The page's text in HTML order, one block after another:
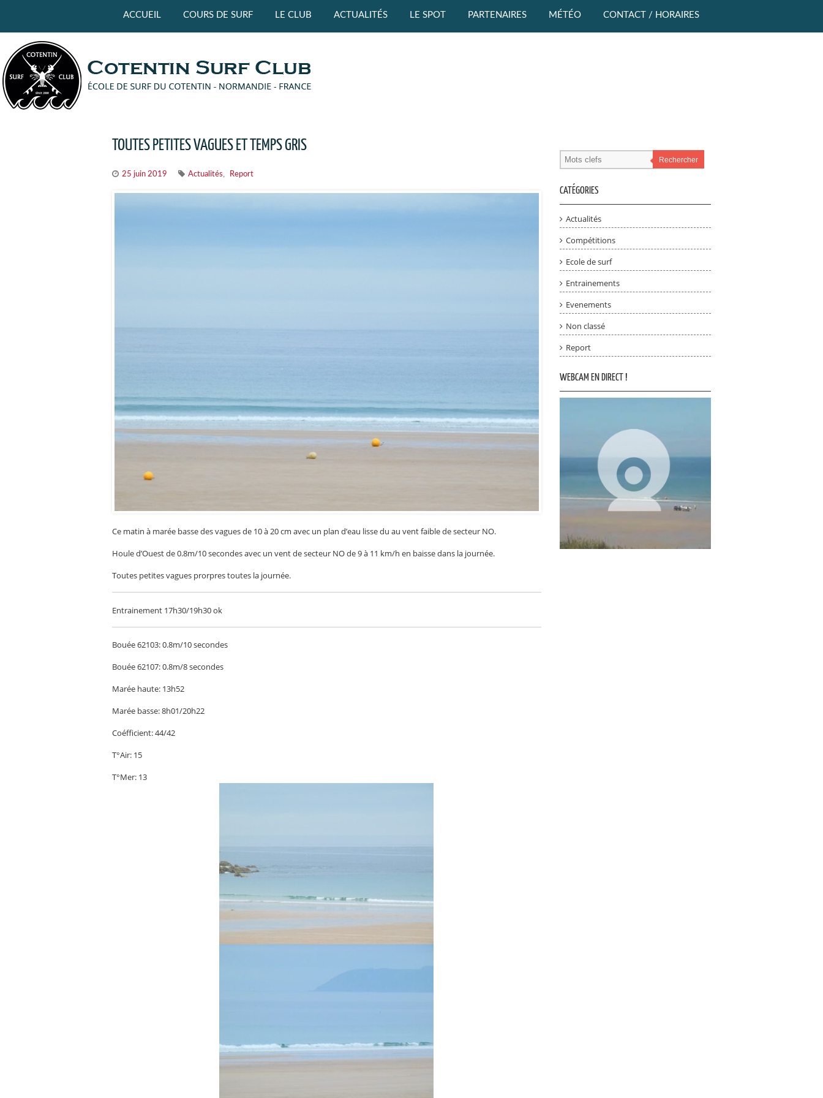
ACCUEIL COURS DE SURF LE CLUB ACTUALITÉS LE SPOT PARTENAIRES MÉTÉO CONTACT / HORAIRES
TOUTES PETITES VAGUES ET TEMPS GRIS
25 juin 2019 Actualités Report
Ce matin à marée basse des vagues de 10 à 20 cm avec un plan d’eau lisse du au vent faible de secteur NO.
Houle d’Ouest de 0.8m/10 secondes avec un vent de secteur NO de 9 à 11 km/h en baisse dans la journée.
Toutes petites vagues prorpres toutes la journée.
Entrainement 17h30/19h30 ok
Bouée 62103: 0.8m/10 secondes
Bouée 62107: 0.8m/8 secondes
Marée haute: 13h52
Marée basse: 8h01/20h22
Coéfficient: 44/42
T°Air: 15
T°Mer: 13
Rechercher
CATÉGORIES
Actualités
Compétitions
Ecole de surf
Entrainements
Evenements
Non classé
Report
WEBCAM EN DIRECT !